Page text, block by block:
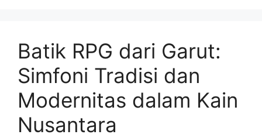
Batik RPG dari Garut:
Simfoni Tradisi dan
Modernitas dalam Kain
Nusantara